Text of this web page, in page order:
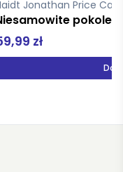
Niesamowite pokolenie. Przewodnik po zabawie i wolności w świecie pełnym ekranów